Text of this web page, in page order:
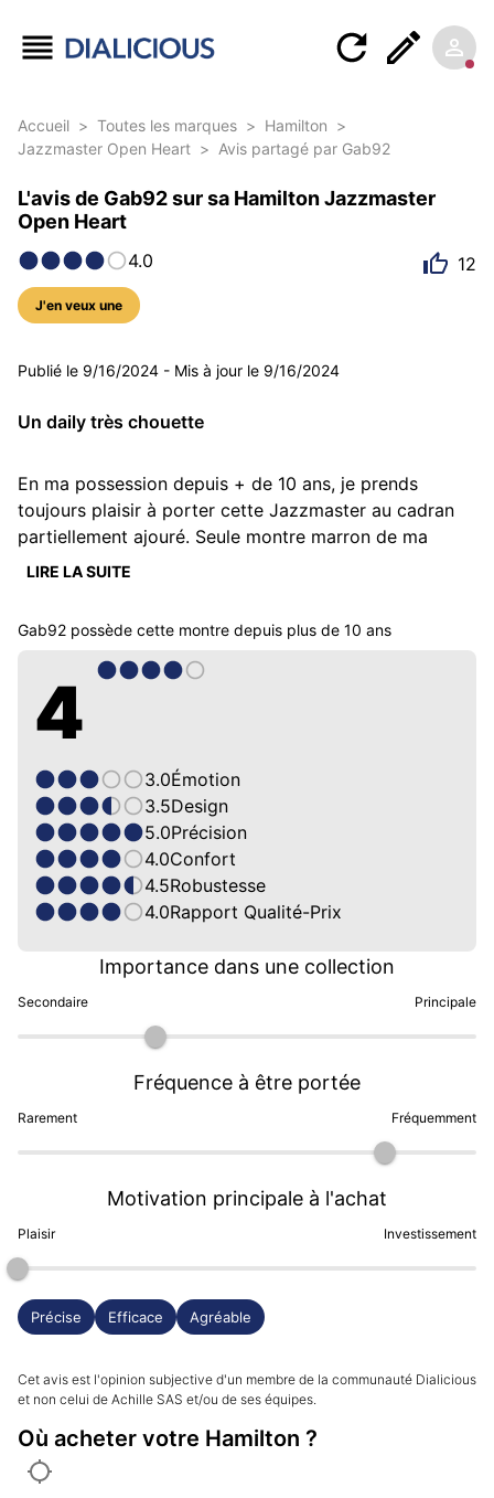
Accueil > Toutes les marques > Hamilton >
Jazzmaster Open Heart > Avis partagé par Gab92
L'avis de Gab92 sur sa Hamilton Jazzmaster
Open Heart
4.0
J'en veux une
12
5 photos
Publié le 9/16/2024 - Mis à jour le 9/16/2024
Un daily très chouette
En ma possession depuis + de 10 ans, je prends
toujours plaisir à porter cette Jazzmaster au cadran
partiellement ajouré. Seule montre marron de ma
collection, j'adore le soleillage et la manière avec
Une montre que je porte régulièrement et que
j'apprécie pour sa précision, pas une révision et elle
est toujours aussi précise !
LIRE LA SUITE
Gab92 possède cette montre depuis plus de 10 ans
4
3.0Émotion
3.5Design
5.0Précision
4.0Confort
4.5Robustesse
4.0Rapport Qualité-Prix
Secondaire
Importance dans une collection
Principale
Rarement
Fréquence à être portée
Fréquemment
Plaisir
Motivation principale à l'achat
Investissement
Précise Efficace Agréable
Cet avis est l'opinion subjective d'un membre de la communauté Dialicious
et non celui de Achille SAS et/ou de ses équipes.
Où acheter votre Hamilton ?